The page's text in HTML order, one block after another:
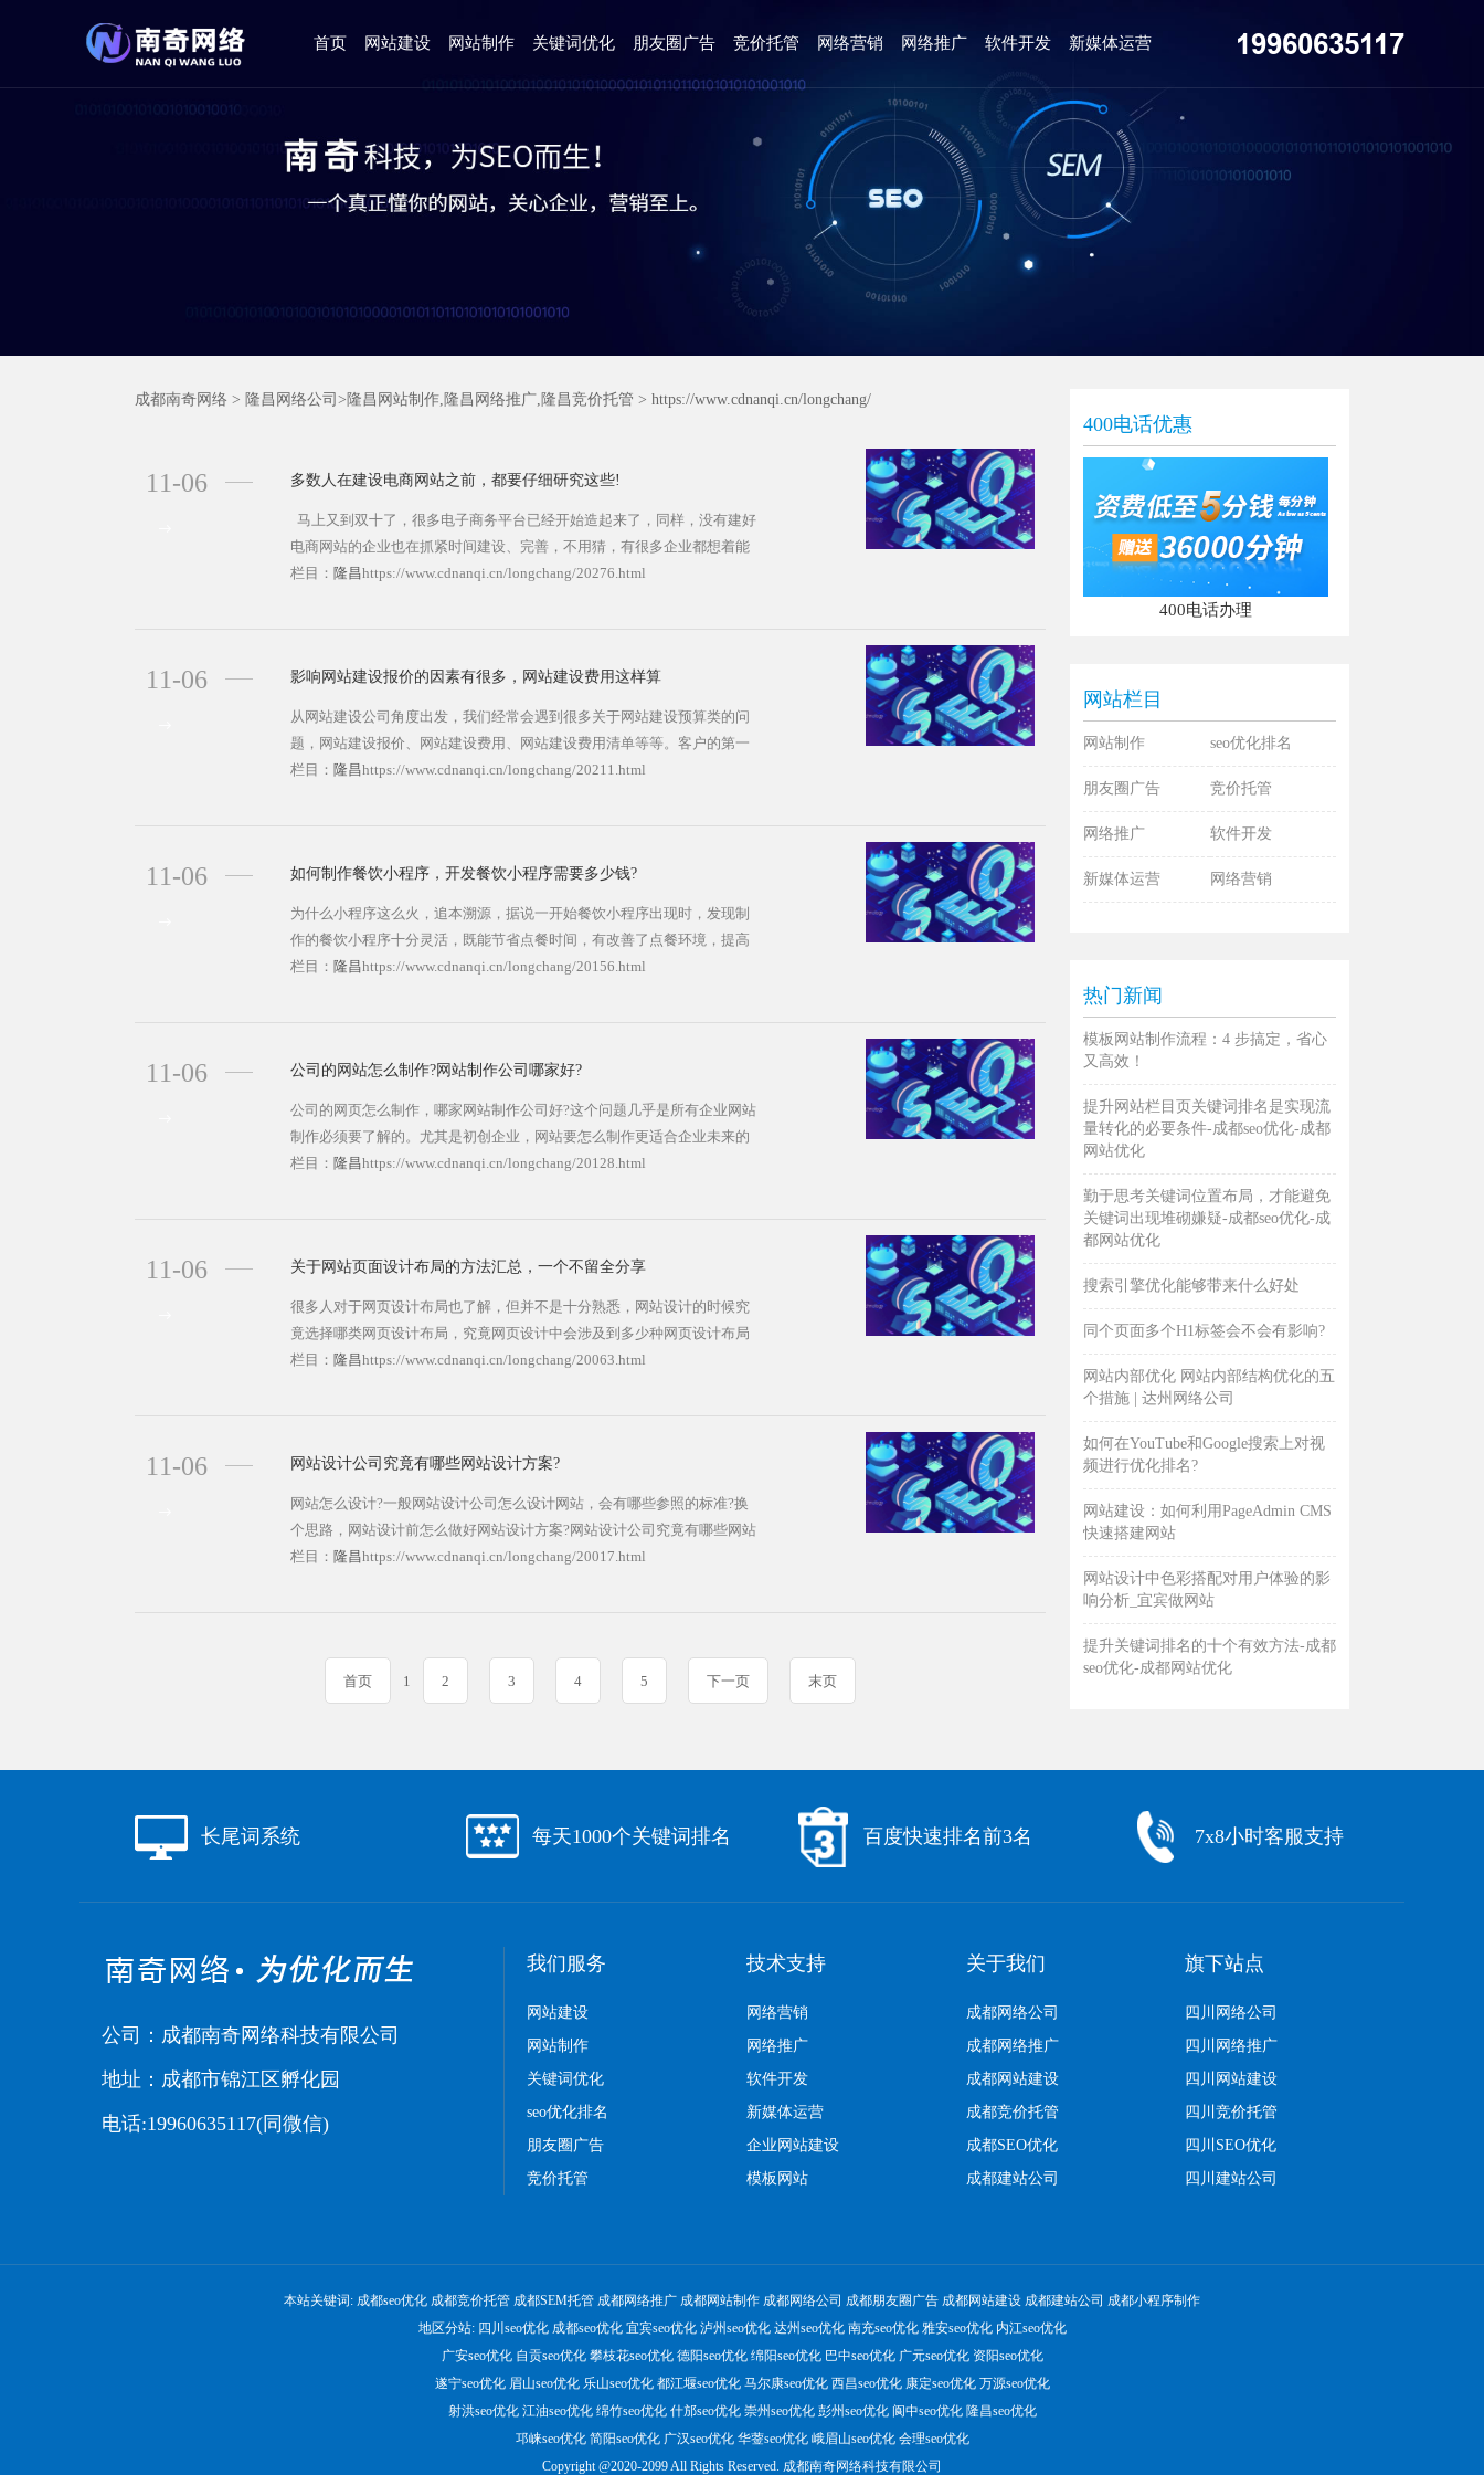
首页 网站建设 网站制作 关键词优化 朋友圈广告 竞价托管 网络营销 网络推广 软件开发 新媒体运营 19960635117
成都南奇网络 > 隆昌网络公司> 隆昌网站制作,隆昌网络推广,隆昌竞价托管 > https://www.cdnanqi.cn/longchang/
11-06 多数人在建设电商网站之前，都要仔细研究这些!
马上又到双十了，很多电子商务平台已经开始造起来了，同样，没有建好
电商网站的企业也在抓紧时间建设、完善，不用猜，有很多企业都想着能
在双十一有个好彩头。还没有建设电商网站的朋友，建议多看看电商网站
栏目： 隆昌https://www.cdnanqi.cn/longchang/20276.html
11-06 影响网站建设报价的因素有很多，网站建设费用这样算
从网站建设公司角度出发，我们经常会遇到很多关于网站建设预算类的问
题，网站建设报价、网站建设费用、网站建设费用清单等等。客户的第一
反应几乎都差不多，为什么你们公司网站跟其他公司比差了这么多?为什么
名......https://www.cdnanqi.cn/longchang/20211.html
栏目： 隆昌https://www.cdnanqi.cn/longchang/20211.html
11-06 如何制作餐饮小程序，开发餐饮小程序需要多少钱?
为什么小程序这么火，追本溯源，据说一开始餐饮小程序出现时，发现制
作的餐饮小程序十分灵活，既能节省点餐时间，有改善了点餐环境，提高
了用户粘性，随之而来，诸多餐饮小程序纷纷出现。那么，当下，企业最
2......https://www.cdnanqi.cn/longchang/20156.html
栏目： 隆昌https://www.cdnanqi.cn/longchang/20156.html
11-06 公司的网站怎么制作?网站制作公司哪家好?
公司的网页怎么制作，哪家网站制作公司好?这个问题几乎是所有企业网站
制作必须要了解的。尤其是初创企业，网站要怎么制作更适合企业未来的
发展需要，能吸引更多客户。 企业网站制作要这样做，20年网站制作
品，......https://www.cdnanqi.cn/longchang/20128.html
栏目： 隆昌https://www.cdnanqi.cn/longchang/20128.html
11-06 关于网站页面设计布局的方法汇总，一个不留全分享
很多人对于网页设计布局也了解，但并不是十分熟悉，网站设计的时候究
竟选择哪类网页设计布局，究竟网页设计中会涉及到多少种网页设计布局
类型，就连不专业的设计师对此也不是十分清楚，因为很多设计师经常用
上......https://www.cdnanqi.cn/longchang/20063.html
栏目： 隆昌https://www.cdnanqi.cn/longchang/20063.html
11-06 网站设计公司究竟有哪些网站设计方案?
网站怎么设计?一般网站设计公司怎么设计网站，会有哪些参照的标准?换
个思路，网站设计前怎么做好网站设计方案?网站设计公司究竟有哪些网站
设计方案? 今天的内容干活完全可以解决上述涉及到的所有问题，建议
案......https://www.cdnanqi.cn/longchang/20017.html
栏目： 隆昌https://www.cdnanqi.cn/longchang/20017.html
首页 1 2 3 4 5 下一页 末页
400电话优惠
400电话办理
网站栏目
网站制作 seo优化排名
朋友圈广告 竞价托管
网络推广 软件开发
新媒体运营 网络营销
热门新闻
模板网站制作流程：4 步搞定，省心
又高效！
提升网站栏目页关键词排名是实现流
量转化的必要条件-成都seo优化-成都
网站优化
勤于思考关键词位置布局，才能避免
关键词出现堆砌嫌疑-成都seo优化-成
都网站优化
搜索引擎优化能够带来什么好处
同个页面多个H1标签会不会有影响?
网站内部优化 网站内部结构优化的五
个措施 | 达州网络公司
如何在YouTube和Google搜索上对视
频进行优化排名?
网站建设：如何利用PageAdmin CMS
快速搭建网站
网站设计中色彩搭配对用户体验的影
响分析_宜宾做网站
提升关键词排名的十个有效方法-成都
seo优化-成都网站优化
长尾词系统 每天1000个关键词排名 百度快速排名前3名 7x8小时客服支持
公司：成都南奇网络科技有限公司
地址：成都市锦江区孵化园
电话:19960635117(同微信)
我们服务
网站建设
网站制作
关键词优化
seo优化排名
朋友圈广告
竞价托管
技术支持
网络营销
网络推广
软件开发
新媒体运营
企业网站建设
模板网站
关于我们
成都网络公司
成都网络推广
成都网站建设
成都竞价托管
成都SEO优化
成都建站公司
旗下站点
四川网络公司
四川网络推广
四川网站建设
四川竞价托管
四川SEO优化
四川建站公司
本站关键词: 成都seo优化 成都竞价托管 成都SEM托管 成都网络推广 成都网站制作 成都网络公司 成都朋友圈广告 成都网站建设 成都建站公司 成都小程序制作
地区分站: 四川seo优化 成都seo优化 宜宾seo优化 泸州seo优化 达州seo优化 南充seo优化 雅安seo优化 内江seo优化
广安seo优化 自贡seo优化 攀枝花seo优化 德阳seo优化 绵阳seo优化 巴中seo优化 广元seo优化 资阳seo优化
遂宁seo优化 眉山seo优化 乐山seo优化 都江堰seo优化 马尔康seo优化 西昌seo优化 康定seo优化 万源seo优化
射洪seo优化 江油seo优化 绵竹seo优化 什邡seo优化 崇州seo优化 彭州seo优化 阆中seo优化 隆昌seo优化
邛崃seo优化 简阳seo优化 广汉seo优化 华蓥seo优化 峨眉山seo优化 会理seo优化
Copyright @2020-2099 All Rights Reserved. 成都南奇网络科技有限公司